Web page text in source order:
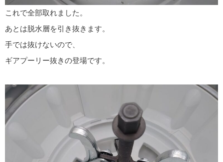
これで全部取れました。
あとは脱水層を引き抜きます。
手では抜けないので、
ギアプーリー抜きの登場です。